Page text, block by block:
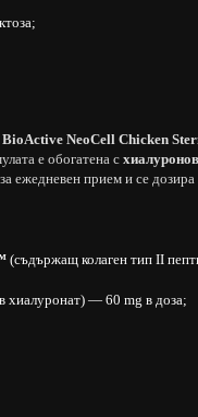
BioActive NeoCell Chicken
е обогатена с
ежедневен прием и се дозира
(съдържащ колаген тип II
хиалуронат) — 60 mg в доза;